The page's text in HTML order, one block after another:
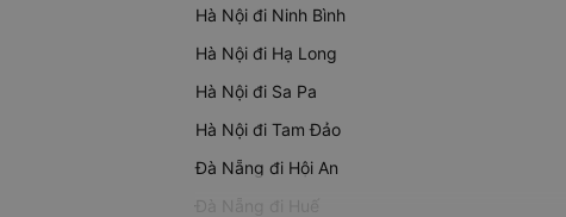
Hà Nội đi Ninh Bình
Hà Nội đi Hạ Long
Hà Nội đi Sa Pa
Hà Nội đi Tam Đảo
Đà Nẵng đi Hội An
Đà Nẵng đi Huế